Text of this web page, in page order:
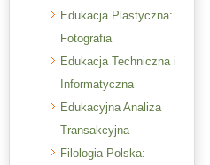
Edukacja Plastyczna:
Fotografia
Edukacja Techniczna i
Informatyczna
Edukacyjna Analiza
Transakcyjna
Filologia Polska: